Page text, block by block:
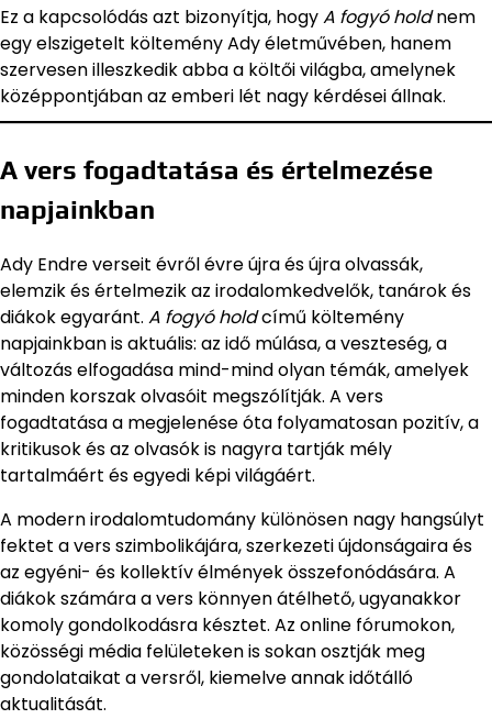
Ez a kapcsolódás azt bizonyítja, hogyA fogyó holdnem
egy elszigetelt költemény Ady életművében, hanem
szervesen illeszkedik abba a költői világba, amelynek
középpontjában az emberi lét nagy kérdései állnak.
A vers fogadtatása és értelmezése
napjainkban
Ady Endre verseit évről évre újra és újra olvassák,
elemzik és értelmezik az irodalomkedvelők, tanárok és
diákok egyaránt. A fogyó holdcímű költemény
napjainkban is aktuális: az idő múlása, a veszteség, a
változás elfogadása mind-mind olyan témák, amelyek
minden korszak olvasóit megszólítják. A vers
fogadtatása a megjelenése óta folyamatosan pozitív, a
kritikusok és az olvasók is nagyra tartják mély
tartalmáért és egyedi képi világáért.
A modern irodalomtudomány különösen nagy hangsúlyt
fektet a vers szimbolikájára, szerkezeti újdonságaira és
az egyéni- és kollektív élmények összefonódására. A
diákok számára a vers könnyen átélhető, ugyanakkor
komoly gondolkodásra késztet. Az online fórumokon,
közösségi média felületeken is sokan osztják meg
gondolataikat a versről, kiemelve annak időtálló
aktualitását.